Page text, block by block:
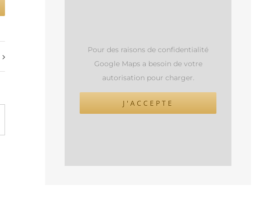
Pour des raisons de confidentialité
Google Maps a besoin de votre
autorisation pour charger.
J'ACCEPTE